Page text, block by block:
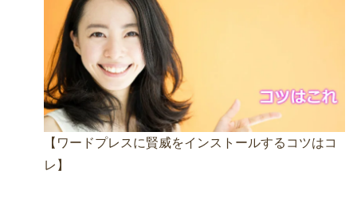
【ワードプレスに賢威をインストールするコツはコ
レ】